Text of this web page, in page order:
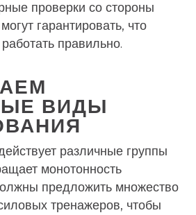
проверки со стороны
гарантировать, что
правильно.
ВИДЫ
различные группы
монотонность
предложить множество
тренажеров, чтобы